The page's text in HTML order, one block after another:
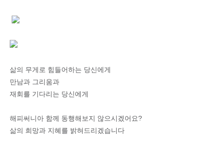
삶의 무게로 힘들어하는 당신에게
만남과 그리움과
재회를 기다리는 당신에게
해피써니아 함께 동행해보지 않으시겠어요?
삶의 희망과 지혜를 밝혀드리겠습니다